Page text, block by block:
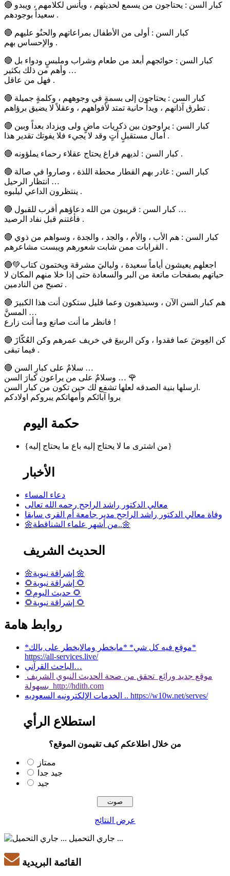
🔴 كبار السن : يحتاجون من يسمع لحديثهم ، ويأنس لكلامهم ، ويبدو
سعيداً بوجودهم .
🔴 كبار السن : أولى من الأطفال بمراعاتهم والحنُو عليهم
والإحساس بهم .
🔴 كبار السن : حوائجهم أبعد من طعام وشراب وملبسٍ ودواء بل
وأهم من ذلك بكثير …
فهل من عاقل .
🔴 كبار السن : يحتاجون إلى بسمةٍ في وجوههم ، وكلمةٍ جميلة
تطرق آذانهم ، ويداً حانية تمتد لأفواههم ، وعقلاً لا يضيق برؤاهم .
🔴 كبار السن : يراوحون بين ذكريات ماضٍ ولى ويزداد بعداً وبين
آمال مستقبلٍ آتٍ وقد لا يجيء فلا يفوتك تقدير هذا .
🔴 كبار السن : لديهم فراغ يحتاج عقلاء رحماء يملؤونه .
🔴 كبار السن : غادر بهم القطار محطة اللذة ، وصاروا في صالة
انتظار الرحيل …
ينتظرون الداعي ليلبوه .
🔴 كبار السن : قريبون من الله دعاؤهم أقرب للقبول …
فأغتنم قبل نفاد الرصيد .
🔴 كبار السن : هم الأب ، والأم ، والجد ، والجدة ، وسواهم من ذوي
القرابات ممن شابت شعورهم ويبست مشاعرهم .
🔴💚اجعلهم يعيشون أياماً سعيدة ، ولياليَ مشرقة ويختمون كتاب
حياتهم بصفحات ماتعة من البر والسعادة حتى إذا خلا منهم المكان لا
تصبح من النادمين .
🔴 هم كبار السن الآن ، وسيذهبون وعما قليل ستكون أنت هذا الكبيرَ
المسنَّ …
فانظر ما أنت صانع وما أنت زارع !
🔴 كن العِوضَ عما فقدوا ، وكن الربيعَ في خريف عمرهم وكن العُكّازَ
فيما تبقى .
🔴 سلامٌ على كبارِ السن …
وسلامٌ على من يراعون كبارَ السن … 🌹
ارسلها بنية الصدقه لعلها تشفع لك حين تكون من كبار السن.
بروا آبائكم وأمهاتكم يبروكم اولادكم
حكمة اليوم
{من اشترى ما لا يحتاج إليه باع ما يحتاج إليه}
الأخبار
دعاء المساء
معالي الدكتور راشد الراجح رحمه الله تعالى
وفاة معالي الدكتور راشد الراجح مدير جامعة أم القرى سابقا
🌼من أشهر علماء الشناقطة..🌼
الحديث الشريف
🌼إشراقة نبوية 🌼
🌻إشراقة نبوية 🌻
🌻حديث اليوم 🌻
🌻إشراقة نبوية 🌻
روابط هامة
*موقع فيه كل شي* *مايخطر ومالايخطر على بالك*
https://all-services.live/
الباحث القرآني…
موقع جديد ورائع تحقق من صحة الحديث النبوي الشريف
بسهولة http://hdith.com
الخدمات الإلكترونيه السعوديه .. https://w10w.net/serves/
استطلاع الرأي
من خلال اطلاعكم كيف تقيمون الموقع؟
ممتاز
جيد جدا
جيد
عرض النتائج
جاري التحميل ...
القائمة البريدية